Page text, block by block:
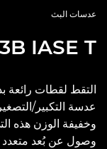
عدسات البث
IASE T
وخفيفة الوزن هذه
وصول عن بُعد متعدد